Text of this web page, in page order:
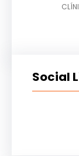
Social